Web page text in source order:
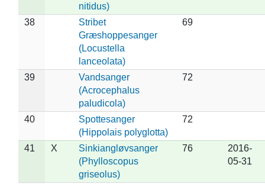
nitidus)
38
Stribet
Græshoppesanger
(Locustella
lanceolata)
69
39
Vandsanger
(Acrocephalus
paludicola)
72
40
Spottesanger
(Hippolais polyglotta)
72
41 X
Sinkiangløvsanger
(Phylloscopus
griseolus)
76
2016-
05-31